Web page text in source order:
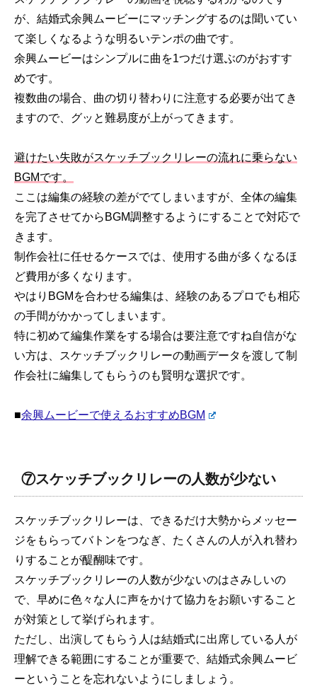
が、結婚式余興ムービーにマッチングするのは聞いてい
て楽しくなるような明るいテンポの曲です。
余興ムービーはシンプルに曲を1つだけ選ぶのがおすす
めです。
複数曲の場合、曲の切り替わりに注意する必要が出てき
ますので、グッと難易度が上がってきます。
避けたい失敗がスケッチブックリレーの流れに乗らない
BGMです。
ここは編集の経験の差がでてしまいますが、全体の編集
を完了させてからBGM調整するようにすることで対応で
きます。
制作会社に任せるケースでは、使用する曲が多くなるほ
ど費用が多くなります。
やはりBGMを合わせる編集は、経験のあるプロでも相応
の手間がかかってしまいます。
特に初めて編集作業をする場合は要注意ですね自信がな
い方は、スケッチブックリレーの動画データを渡して制
作会社に編集してもらうのも賢明な選択です。
■余興ムービーで使えるおすすめBGM
⑦スケッチブックリレーの人数が少ない
スケッチブックリレーは、できるだけ大勢からメッセー
ジをもらってバトンをつなぎ、たくさんの人が入れ替わ
りすることが醍醐味です。
スケッチブックリレーの人数が少ないのはさみしいの
で、早めに色々な人に声をかけて協力をお願いすること
が対策として挙げられます。
ただし、出演してもらう人は結婚式に出席している人が
理解できる範囲にすることが重要で、結婚式余興ムービ
ーということを忘れないようにしましょう。